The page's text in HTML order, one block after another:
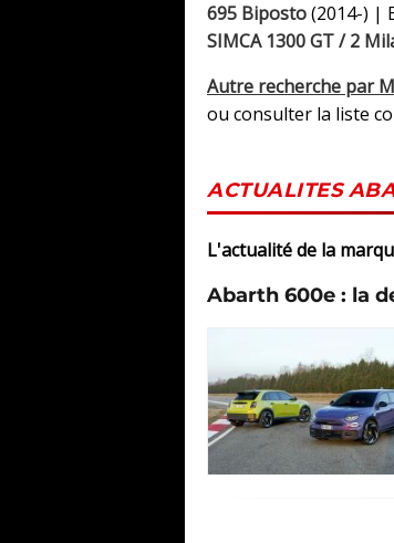
695 Biposto(2014-) |
SIMCA 1300 GT / 2
Autre recherche par
ou consulter la liste
ACTUALITES
L'actualité de la
Abarth 600e : la